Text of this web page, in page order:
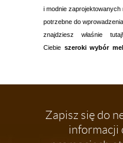
i modnie
potrzebne do
znajdziesz właśnie
Ciebie szeroki wybór
bogactwo
kolorów.Wygodnie
Zapisz się do
informacji